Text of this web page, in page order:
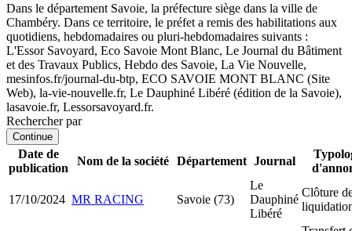
Dans le département Savoie, la préfecture siège dans la ville de
Chambéry. Dans ce territoire, le préfet a remis des habilitations aux
quotidiens, hebdomadaires ou pluri-hebdomadaires suivants :
L'Essor Savoyard, Eco Savoie Mont Blanc, Le Journal du Bâtiment
et des Travaux Publics, Hebdo des Savoie, La Vie Nouvelle,
mesinfos.fr/journal-du-btp, ECO SAVOIE MONT BLANC (Site
Web), la-vie-nouvelle.fr, Le Dauphiné Libéré (édition de la Savoie),
lasavoie.fr, Lessorsavoyard.fr.
Rechercher par
Continue
Date de
publication
Nom de la société Département Journal
17/10/2024 MR RACING Savoie (73)
Le
Dauphiné
Libéré
Clôture